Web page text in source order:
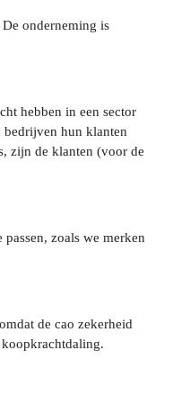
onderneming is
hebben in een sector
bedrijven hun klanten
zijn de klanten (voor de
zoals we merken
de cao zekerheid